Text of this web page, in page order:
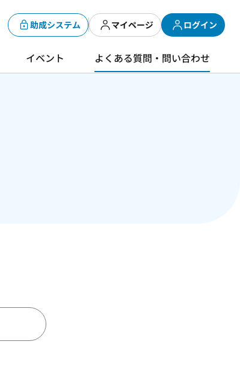
助成システム マイページ ログイン
イベント よくある質問・問い合わせ